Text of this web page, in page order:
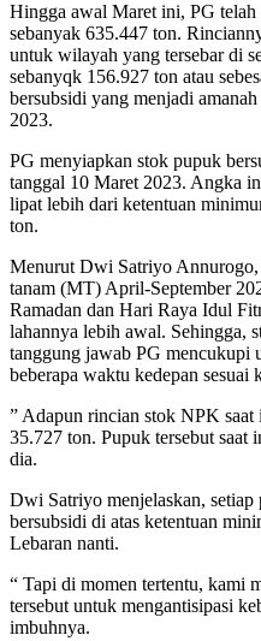
Hingga awal Maret ini, PG
sebanyak 635.447 ton.
untuk wilayah yang tersebar di
sebanyqk 156.927 ton atau
bersubsidi yang menjadi
2023.
PG menyiapkan stok pupuk
tanggal 10 Maret 2023. Angka
lipat lebih dari ketentuan
ton.
Menurut Dwi Satriyo
tanam (MT) April-September
Ramadan dan Hari Raya Idul
lahannya lebih awal. Sehingga,
tanggung jawab PG mencukupi
beberapa waktu kedepan sesuai
” Adapun rincian stok NPK
35.727 ton. Pupuk tersebut saat
dia.
Dwi Satriyo menjelaskan,
bersubsidi di atas ketentuan
Lebaran nanti.
“ Tapi di momen tertentu, kami
tersebut untuk mengantisipasi
imbuhnya.